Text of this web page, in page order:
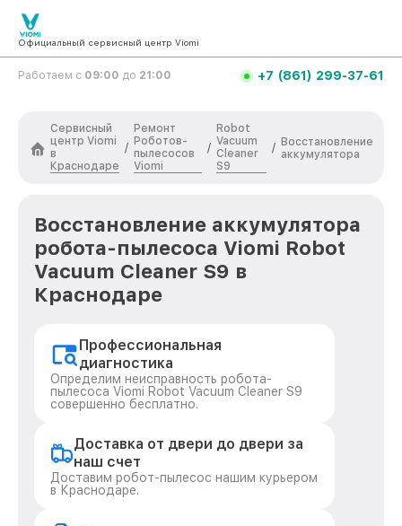
Официальный сервисный центр Viomi
Работаем с 09:00 до 21:00 +7 (861) 299-37-61
Сервисный
центр Viomi
в
Краснодаре
/
Ремонт
Роботов-
пылесосов
Viomi
/
Robot
Vacuum
Cleaner
S9
/ Восстановление
аккумулятора
Восстановление аккумулятора
робота-пылесоса Viomi Robot
Vacuum Cleaner S9 в
Краснодаре
Профессиональная
диагностика
Определим неисправность робота-
пылесоса Viomi Robot Vacuum Cleaner S9
совершенно бесплатно.
Доставка от двери до двери за
наш счет
Доставим робот-пылесос нашим курьером
в Краснодаре.